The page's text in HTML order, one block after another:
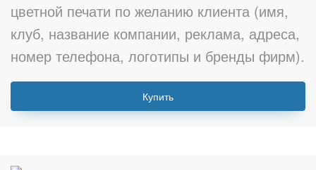
цветной печати по желанию клиента (имя,
клуб, название компании, реклама, адреса,
номер телефона, логотипы и бренды фирм).
Купить